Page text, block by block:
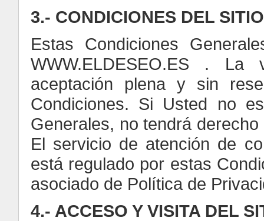
3.- CONDICIONES DEL
Estas Condiciones
WWW.ELDESEO.ES .
aceptación plena y sin
Condiciones. Si Usted no
Generales, no tendrá
El servicio de atención de
está regulado por estas
asociado de Política de
4.- ACCESO Y VISITA DEL